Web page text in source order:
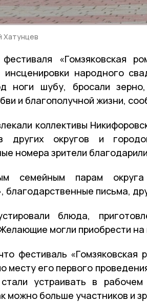
«Гомзяковская
инсценировки народного
ноги шубу, бросали
и благополучной жизни,
коллективы
других округов и
номера зрители
семейным парам
благодарственные письма,
блюда,
могли приобрести на
фестиваль «Гомзяковская
месту его первого
устраивать в
можно больше участников и